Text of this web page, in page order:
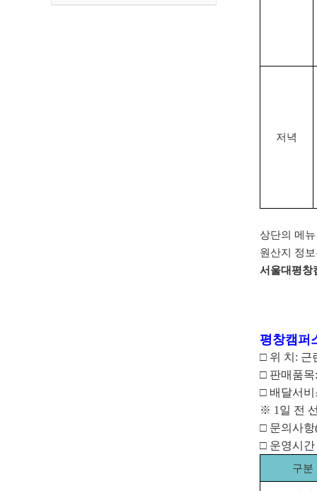
저녁
상단의 메
원산지 정
서울대평창
평창캠퍼
□ 위 치 : 근
□ 판매품목:
□ 배달서비
※ 1 일 전
□ 문의사항
□ 운영시간
구분